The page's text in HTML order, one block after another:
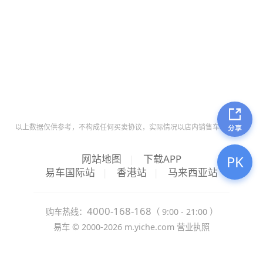
以上数据仅供参考，不构成任何买卖协议，实际情况以店内销售车辆为准。
网站地图
下载APP
易车国际站
香港站 马来西亚站
购车热线： 4000-168-168 （ 9:00 - 21:00 ）
易车 © 2000-2026 m.yiche.com 营业执照
PK